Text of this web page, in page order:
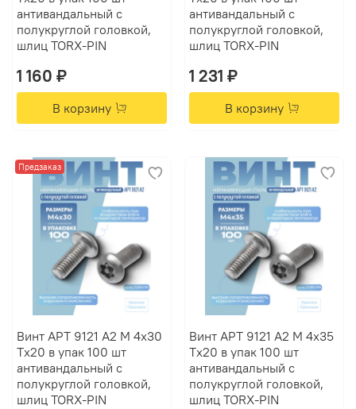
антивандальный с
полукруглой головкой,
шлиц TORX-PIN
1 160 ₽
В корзину
антивандальный с
полукруглой головкой,
шлиц TORX-PIN
1 231 ₽
В корзину
Предзаказ
Винт АРТ 9121 А2 M 4х30
Tх20 в упак 100 шт
антивандальный с
полукруглой головкой,
шлиц TORX-PIN
Винт АРТ 9121 А2 M 4х35
Tх20 в упак 100 шт
антивандальный с
полукруглой головкой,
шлиц TORX-PIN